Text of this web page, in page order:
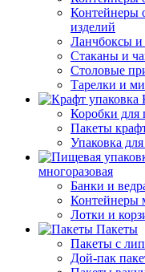
Контейнеры
изделий
Ланчбоксы и
Стаканы и
Столовые
Тарелки и
Коробки для
Пакеты
Упаковка
многоразовая
Банки и
Контейнеры
Лотки и
Пакеты
Пакеты с
Дой-пак